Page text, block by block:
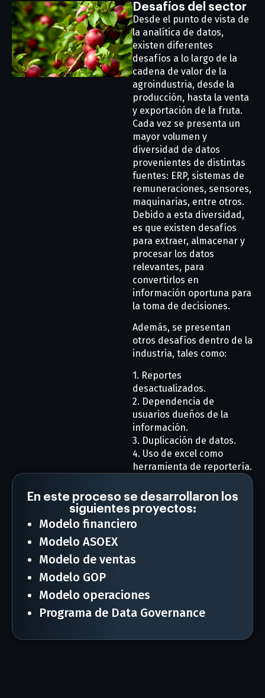
Desafíos del sector
Desde el punto de vista de
la analítica de datos,
existen diferentes
desafíos a lo largo de la
cadena de valor de la
agroindustria, desde la
producción, hasta la venta
y exportación de la fruta.
Cada vez se presenta un
mayor volumen y
diversidad de datos
provenientes de distintas
fuentes: ERP, sistemas de
remuneraciones, sensores,
maquinarias, entre otros.
Debido a esta diversidad,
es que existen desafíos
para extraer, almacenar y
procesar los datos
relevantes, para
convertirlos en
información oportuna para
la toma de decisiones.
Además, se presentan
otros desafíos dentro de la
industria, tales como:
1. Reportes
desactualizados.
2. Dependencia de
usuarios dueños de la
información.
3. Duplicación de datos.
4. Uso de excel como
herramienta de reportería.
En este proceso se desarrollaron los
siguientes proyectos:
Modelo financiero
Modelo ASOEX
Modelo de ventas
Modelo GOP
Modelo operaciones
Programa de Data Governance